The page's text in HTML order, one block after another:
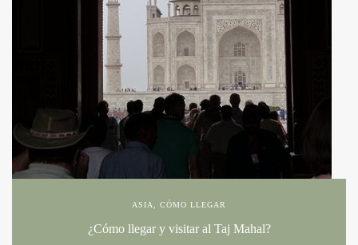
ASIA, CÓMO LLEGAR
¿Cómo llegar y visitar al Taj Mahal?